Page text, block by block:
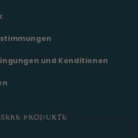
und Konditionen
PRODUKTE